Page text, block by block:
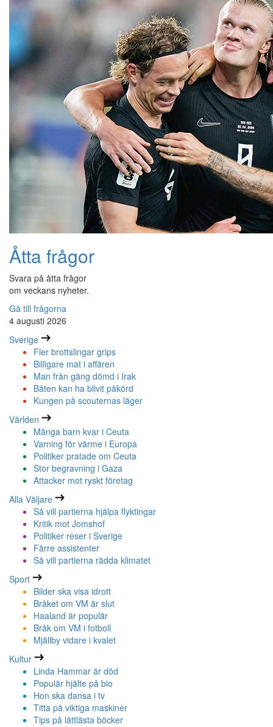
Åtta frågor
Svara på åtta frågor
om veckans nyheter.
Gå till frågorna
4 augusti 2026
Sverige
Fler brottslingar grips
Billigare mat i affären
Man från gäng dömd i Irak
Båten kan ha blivit påkörd
Kungen på scouternas läger
Världen
Många barn kvar i Ceuta
Varning för värme i Europa
Politiker pratade om Ceuta
Stor begravning i Gaza
Attacker mot ryskt företag
Alla Väljare
Så vill partierna hjälpa flyktingar
Kritik mot Jomshof
Politiker reser i Sverige
Färre assistenter
Så vill partierna rädda klimatet
Sport
Bilder ska visa idrott
Bråket om VM är slut
Haaland är populär
Bråk om VM i fotboll
Mjällby vidare i kvalet
Kultur
Linda Hammar är död
Populär hjälte på bio
Hon ska dansa i tv
Titta på viktiga maskiner
Tips på lättlästa böcker